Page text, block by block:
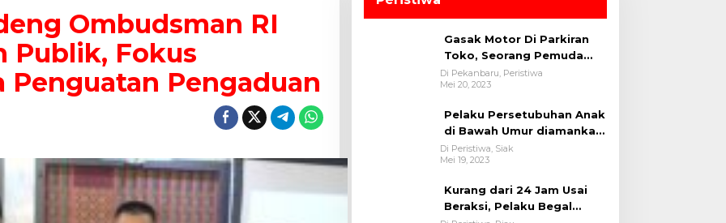
Ombudsman RI
Publik, Fokus
Pengaduan
Gasak Motor Di Parkiran
Toko, Seorang Pemuda
Diamankan Polsek Bukit
Raya
Di Pekanbaru, Peristiwa
Mei 20, 2023
Pelaku Persetubuhan Anak
di Bawah Umur diamankan
oleh tim Opsnal Polsek
Tualang-Polres Siak-Polda
Di Peristiwa, Siak
Mei 19, 2023
Kurang dari 24 Jam Usai
Beraksi, Pelaku Begal